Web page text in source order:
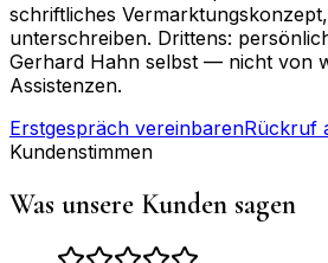
schriftliches
unterschreiben. Drittens:
Gerhard Hahn selbst — nicht von
Assistenzen.
Erstgespräch vereinbarenRückruf
Kundenstimmen
Was unsere Kunden sagen